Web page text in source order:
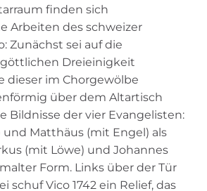
finden sich
Arbeiten des schweizer
Zunächst sei auf die
Dreieinigkeit
dieser im Chorgewölbe
über dem Altartisch
Bildnisse der vier Evangelisten:
und Matthäus (mit Engel) als
(mit Löwe) und Johannes
Form. Links über der Tür
schuf Vico 1742 ein Relief, das